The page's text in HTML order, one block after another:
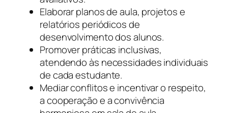
Elaborar planos de aula, projetos e
relatórios periódicos de
desenvolvimento dos alunos.
Promover práticas inclusivas,
atendendo às necessidades individuais
de cada estudante.
Mediar conflitos e incentivar o respeito,
a cooperação e a convivência